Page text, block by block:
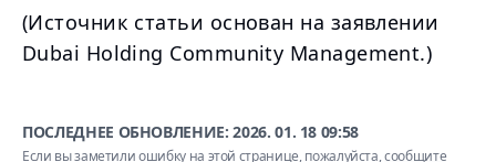
(Источник статьи основан на заявлении
Dubai Holding Community Management.)
ПОСЛЕДНЕЕ ОБНОВЛЕНИЕ:2026. 01. 18 09:58
Если вы заметили ошибку на этой странице, пожалуйста,сообщите